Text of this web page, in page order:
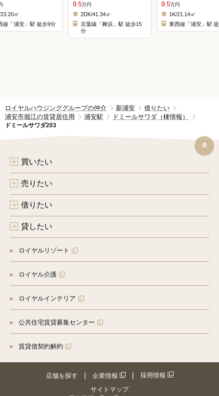
㎡
線「浦安」駅 徒歩9分
9.5万円
2DK/41.34㎡
京葉線「舞浜」駅 徒歩15
分
9.5万円
1K/21.14㎡
東西線「浦安」駅
ロイヤルハウジンググループの仲介 新浦安
借りたい
浦安市堀江の賃貸居住用
浦安駅 ドミールサワダ（棟情報）
ドミールサワダ203
買いたい
売りたい
借りたい
貸したい
ロイヤルリゾート
ロイヤル介護
ロイヤルインテリア
公共住宅賃貸募集センター
賃貸借契約解約
店舗を探す 企業情報
採用情報
サイトマップ